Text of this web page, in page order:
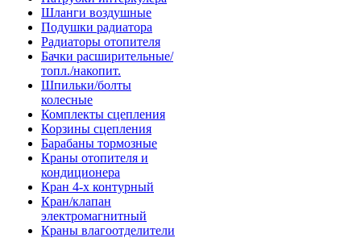
Шланги воздушные
Подушки радиатора
Радиаторы отопителя
Бачки расширительные/
топл./накопит.
Шпильки/болты
колесные
Комплекты сцепления
Корзины сцепления
Барабаны тормозные
Краны отопителя и
кондиционера
Кран 4-х контурный
Кран/клапан
электромагнитный
Краны влагоотделители